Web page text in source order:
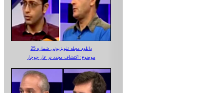
دانلود مجله تلویزیونی شماره 25
موضوع: اکتشاف مجدد در غار جوجار